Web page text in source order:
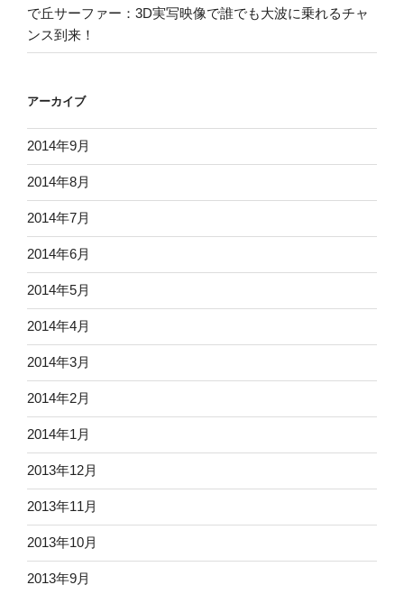
で丘サーファー：3D実写映像で誰でも大波に乗れるチャ
ンス到来！
アーカイブ
2014年9月
2014年8月
2014年7月
2014年6月
2014年5月
2014年4月
2014年3月
2014年2月
2014年1月
2013年12月
2013年11月
2013年10月
2013年9月